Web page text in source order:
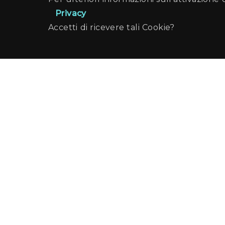
Privacy
Accetti di ricevere tali Cookie?